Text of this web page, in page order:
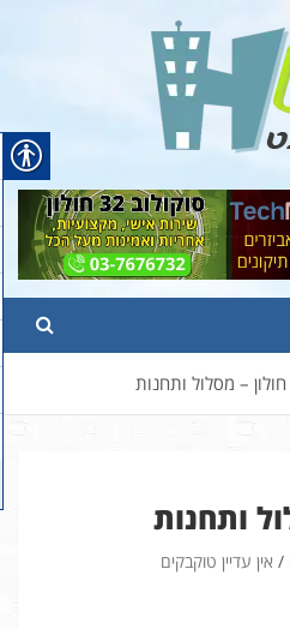
אין עדיין טוקבקים